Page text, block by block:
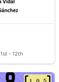
1st - 12th